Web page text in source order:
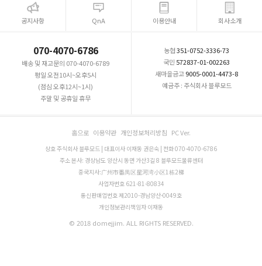
공지사항 QnA 이용안내 회사소개
070-4070-6786
배송 및 재고문의 070-4070-6789
평일 오전10시~오후5시
(점심 오후12시~1시)
주말 및 공휴일 휴무
농협351-0752-3336-73
국민 572837-01-002263
새마을금고9005-0001-4473-8
예금주 : 주식회사 블루모드
홈으로 이용약관 개인정보처리방침 PC Ver.
상호 주식회사 블루모드 | 대표이사 이재동 권은숙 | 전화 070-4070-6786
주소 본사: 경상남도 양산시 동면 가산3길 8 블루모드물류센터
중국지사:广州市番禺区星河湾小区1栋2梯
사업자번호 621-81-80834
통신판매업번호 제2010-경남양산-0049호
개인정보관리책임자 이재동
© 2018 domejjim. ALL RIGHTS RESERVED.